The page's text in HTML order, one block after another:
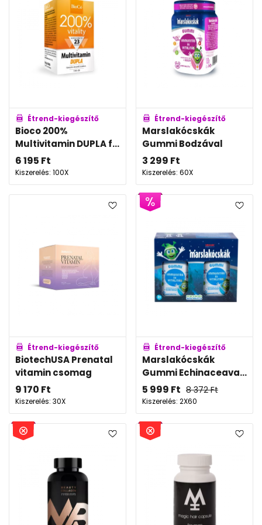
Étrend-kiegészítő
Bioco 200%
Multivitamin DUPLA f...
6 195 Ft
Kiszerelés: 100X
Étrend-kiegészítő
Marslakócskák
Gummi Bodzával
3 299 Ft
Kiszerelés: 60X
Étrend-kiegészítő
BiotechUSA Prenatal
vitamin csomag
9 170 Ft
Kiszerelés: 30X
Étrend-kiegészítő
Marslakócskák
Gummi Echinaceava...
5 999 Ft 8 372Ft
Kiszerelés: 2X60